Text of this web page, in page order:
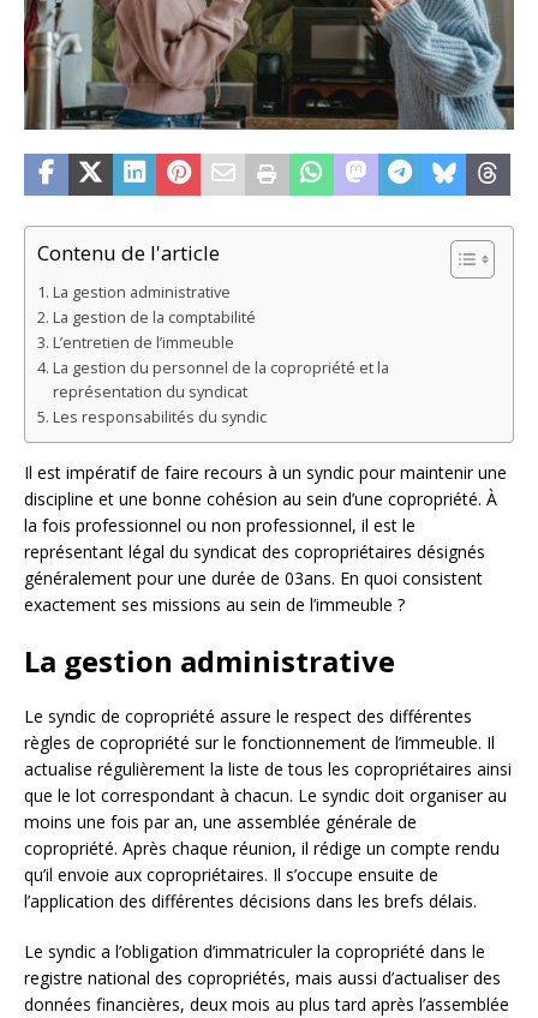
Contenu de l'article
La gestion administrative
La gestion de la comptabilité
L’entretien de l’immeuble
La gestion du personnel de la copropriété et la
représentation du syndicat
Les responsabilités du syndic
Il est impératif de faire recours à un syndic pour maintenir une
discipline et une bonne cohésion au sein d’une copropriété. À
la fois professionnel ou non professionnel, il est le
représentant légal du syndicat des copropriétaires désignés
généralement pour une durée de 03ans. En quoi consistent
exactement ses missions au sein de l’immeuble ?
La gestion administrative
Le syndic de copropriété assure le respect des différentes
règles de copropriété sur le fonctionnement de l’immeuble. Il
actualise régulièrement la liste de tous les copropriétaires ainsi
que le lot correspondant à chacun. Le syndic doit organiser au
moins une fois par an, une assemblée générale de
copropriété. Après chaque réunion, il rédige un compte rendu
qu’il envoie aux copropriétaires. Il s’occupe ensuite de
l’application des différentes décisions dans les brefs délais.
Le syndic a l’obligation d’immatriculer la copropriété dans le
registre national des copropriétés, mais aussi d’actualiser des
données financières, deux mois au plus tard après l’assemblée